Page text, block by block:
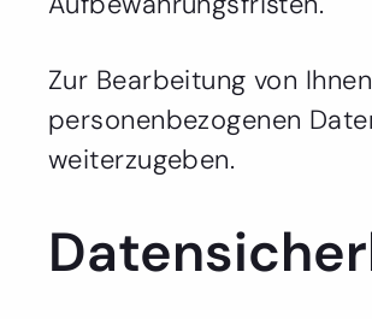
Zur Bearbeitung von
personenbezogenen
weiterzugeben.